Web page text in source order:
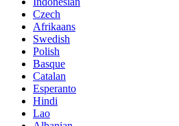
Czech
Afrikaans
Swedish
Polish
Basque
Catalan
Esperanto
Hindi
Lao